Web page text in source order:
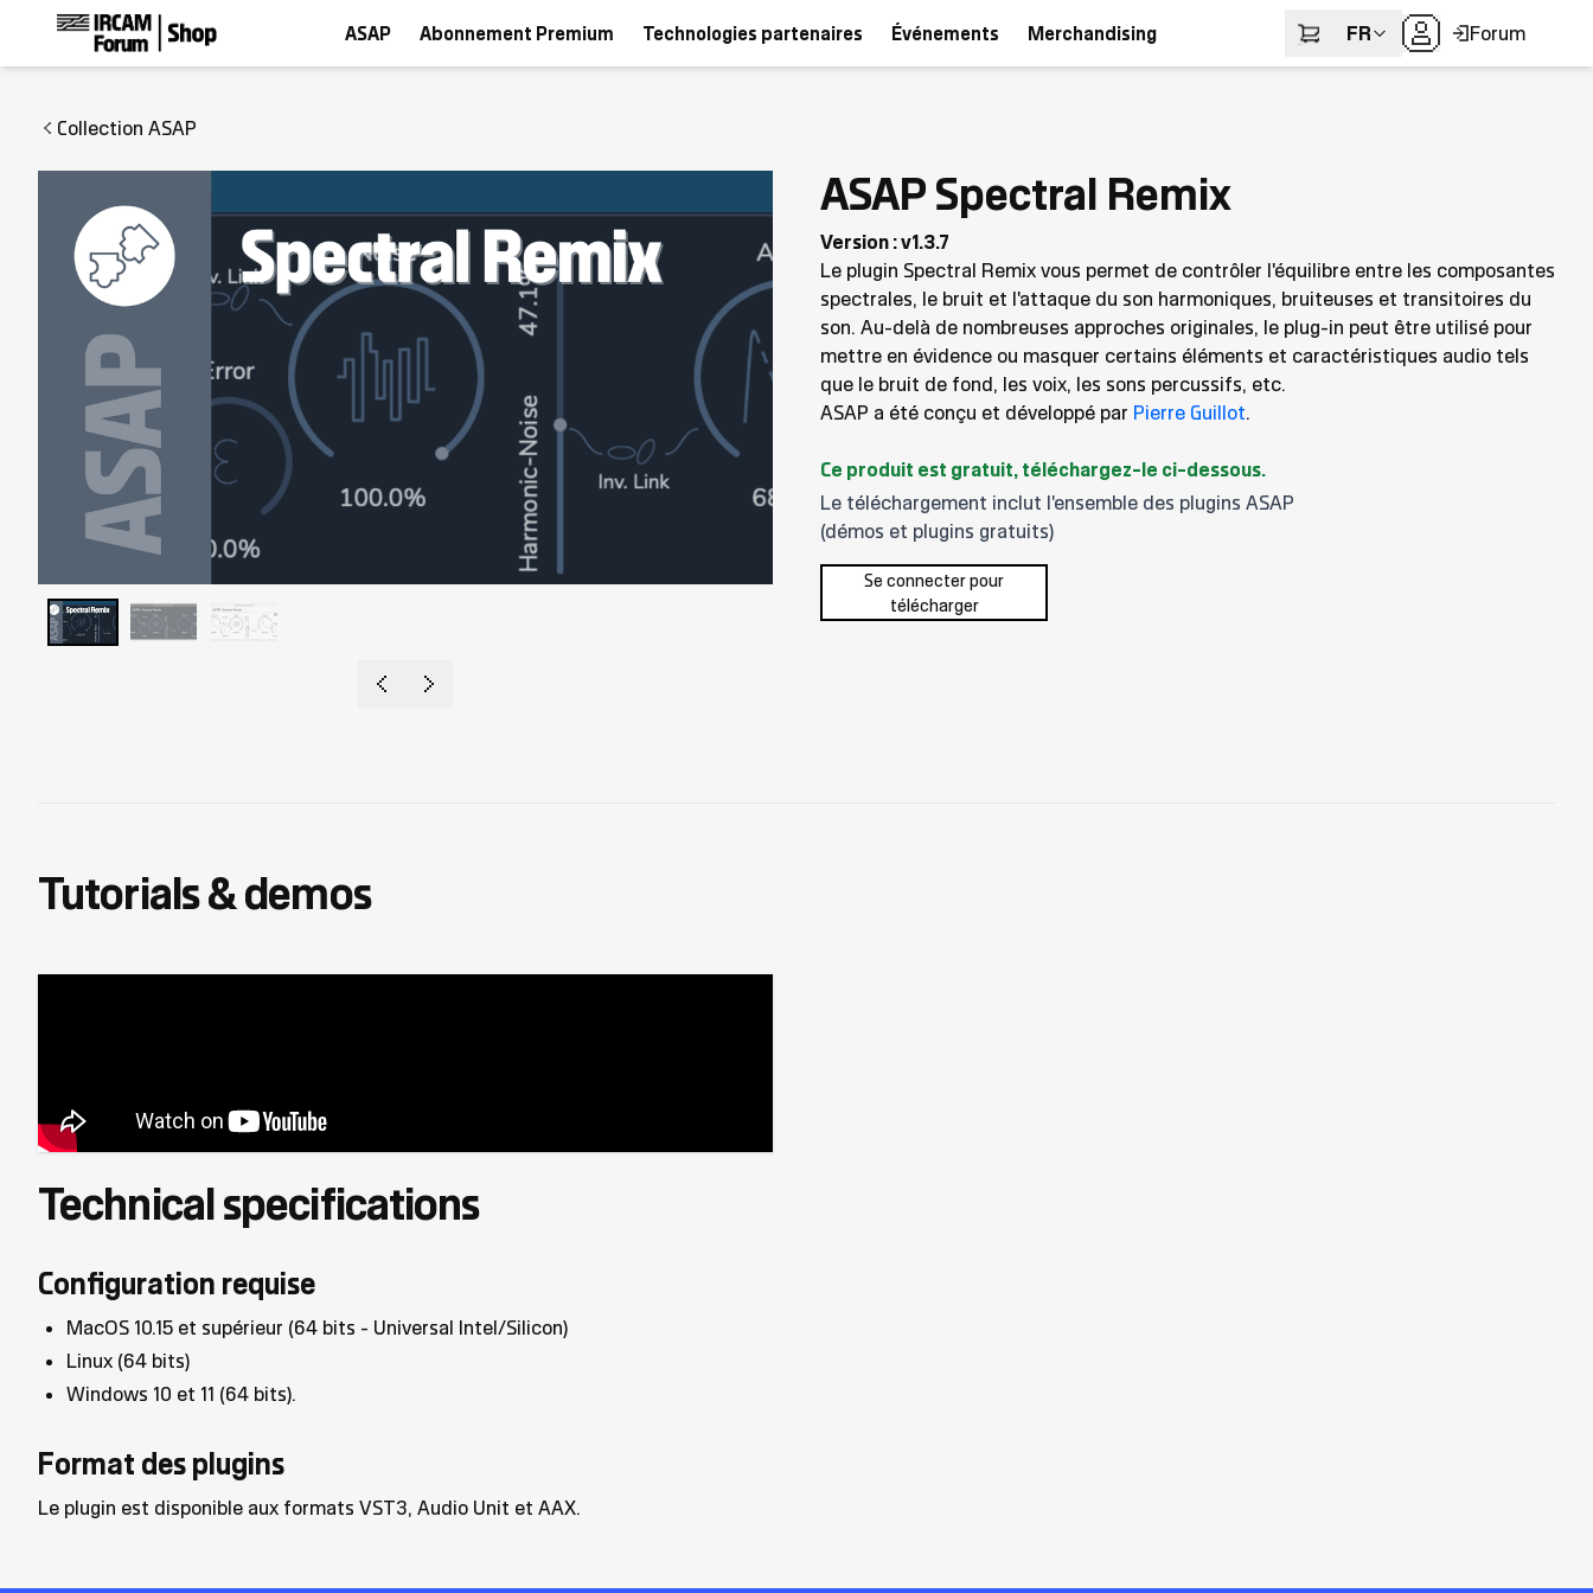
ASAP Abonnement Premium Technologies partenaires Événements Merchandising FR Forum
Collection ASAP
ASAP Spectral Remix
Version : v1.3.7
Le plugin Spectral Remix vous permet de contrôler l'équilibre entre les composantes
spectrales, le bruit et l'attaque du son harmoniques, bruiteuses et transitoires du
son. Au-delà de nombreuses approches originales, le plug-in peut être utilisé pour
mettre en évidence ou masquer certains éléments et caractéristiques audio tels
que le bruit de fond, les voix, les sons percussifs, etc.
ASAP a été conçu et développé par Pierre Guillot.
Ce produit est gratuit, téléchargez-le ci-dessous.
Le téléchargement inclut l'ensemble des plugins ASAP
(démos et plugins gratuits)
Se connecter pour
télécharger
Tutorials & demos
Technical specifications
Configuration requise
MacOS 10.15 et supérieur (64 bits - Universal Intel/Silicon)
Linux (64 bits)
Windows 10 et 11 (64 bits).
Format des plugins
Le plugin est disponible aux formats VST3, Audio Unit et AAX.